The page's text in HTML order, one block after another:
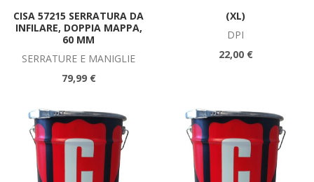
CISA 57215 SERRATURA DA
INFILARE, DOPPIA MAPPA,
60 MM
SERRATURE E MANIGLIE
79,99 €
(XL)
DPI
22,00 €